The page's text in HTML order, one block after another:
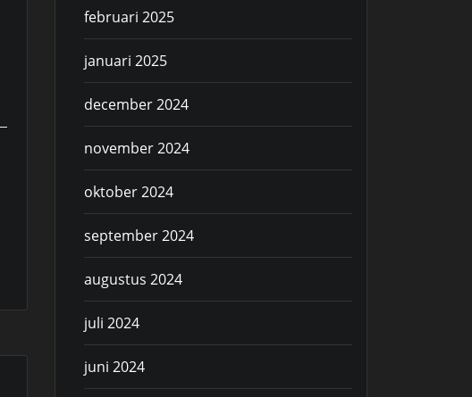
februari 2025
januari 2025
december 2024
november 2024
oktober 2024
september 2024
augustus 2024
juli 2024
juni 2024